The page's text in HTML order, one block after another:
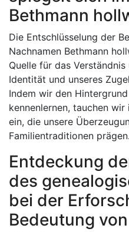
Bethmann
Die Entschlüsselung der
Nachnamen Bethmann
Quelle für das
Identität und unseres
Indem wir den
kennenlernen, tauchen
ein, die unsere
Familientraditionen prägen.
Entdeckung
des
bei der
Bedeutung